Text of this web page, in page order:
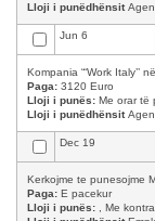
Lloji i punëdhënsit
Jun 6
Kompania “‘Work
Paga: 3120 Euro
Lloji i punës: Me orar të
Lloji i punëdhënsit
Dec 19
Kerkojme te punesojme
Paga: E pacekur
Lloji i punës: , Me